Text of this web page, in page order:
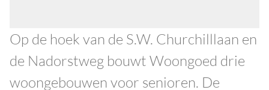
Op de hoek van de S.W. Churchilllaan en
de Nadorstweg bouwt Woongoed drie
woongebouwen voor senioren. De